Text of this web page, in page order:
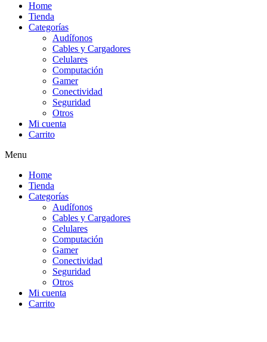
Home
Tienda
Categorías
Audífonos
Cables y Cargadores
Celulares
Computación
Gamer
Conectividad
Seguridad
Otros
Mi cuenta
Carrito
Menu
Home
Tienda
Categorías
Audífonos
Cables y Cargadores
Celulares
Computación
Gamer
Conectividad
Seguridad
Otros
Mi cuenta
Carrito